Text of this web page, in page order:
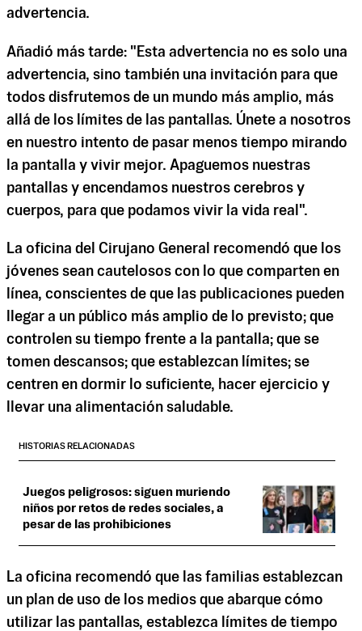
advertencia.
Añadió más tarde: "Esta advertencia no es solo una
advertencia, sino también una invitación para que
todos disfrutemos de un mundo más amplio, más
allá de los límites de las pantallas. Únete a nosotros
en nuestro intento de pasar menos tiempo mirando
la pantalla y vivir mejor. Apaguemos nuestras
pantallas y encendamos nuestros cerebros y
cuerpos, para que podamos vivir la vida real".
La oficina del Cirujano General recomendó que los
jóvenes sean cautelosos con lo que comparten en
línea, conscientes de que las publicaciones pueden
llegar a un público más amplio de lo previsto; que
controlen su tiempo frente a la pantalla; que se
tomen descansos; que establezcan límites; se
centren en dormir lo suficiente, hacer ejercicio y
llevar una alimentación saludable.
HISTORIAS RELACIONADAS
Juegos peligrosos: siguen muriendo
niños por retos de redes sociales, a
pesar de las prohibiciones
La oficina recomendó que las familias establezcan
un plan de uso de los medios que abarque cómo
utilizar las pantallas, establezca límites de tiempo